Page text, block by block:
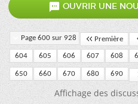
 OUVRIR UNE
Page 600 sur 928 Première
604 605 606 607 608
650 660 670 680 690
Affichage des